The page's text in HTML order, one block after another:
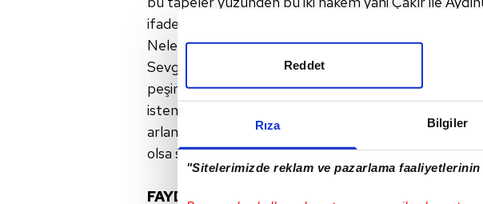
Rıza Bilgiler
"Sitelerimizde reklam ve pazarlama
Reddet
ifade verdiler mi? O zaman çok istediğin bu hakemleri
Neler değişti? Bilmediğimiz birşeyler mi var
Sevgili okuyucular Türkiye'de bunlar oluyor... Bakmayın
peşinde. Kimseyle kötü olmak istemezler. Bir kısmı
istemezler. Zaten aldıkları bin lira para. Çünkü bazı
arlanmadan bu çocukların işlerine son verdiriyorlar.
olsa size perde arkasını anlatıyorum. Hepinize hayırlı
FAYDALARI YOK ZARARLARI ÇOK